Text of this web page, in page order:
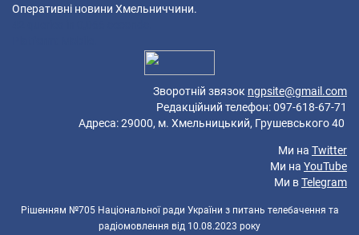
Оперативні новини Хмельниччини.
Зворотній звязок ngpsite@gmail.com
Редакційний телефон: 097-618-67-71
Адреса: 29000, м. Хмельницький, Грушевського 40
Ми на Twitter
Ми на YouTube
Ми вTelegram
Рішенням №705 Національної ради України з питань телебачення та
радіомовлення від 10.08.2023 року